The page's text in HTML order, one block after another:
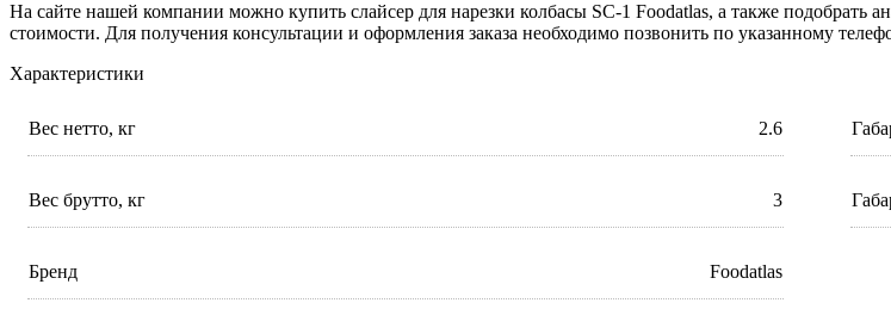
На сайте нашей компании можно купить слайсер для нарезки колбасы SC-1 Foodatlas, а также подобрать
стоимости. Для получения консультации и оформления заказа необходимо позвонить по указанному
Характеристики
Вес нетто, кг 2.6
Вес брутто, кг 3
Бренд Foodatlas